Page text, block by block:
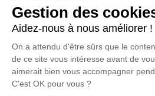
anecdote ou exprimer vos
poèmes ou des textes. Cet
d'expression dédié à honorer la
VERKEMPINCK.
Un service de plantation d’arbre
disponible ici.